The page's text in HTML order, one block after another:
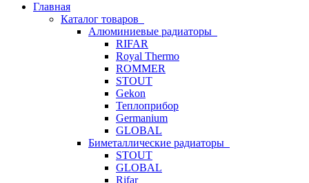
Главная
Каталог товаров
Алюминиевые радиаторы
RIFAR
Royal Thermo
ROMMER
STOUT
Gekon
Теплоприбор
Germanium
GLOBAL
Биметаллические радиаторы
STOUT
GLOBAL
Rifar